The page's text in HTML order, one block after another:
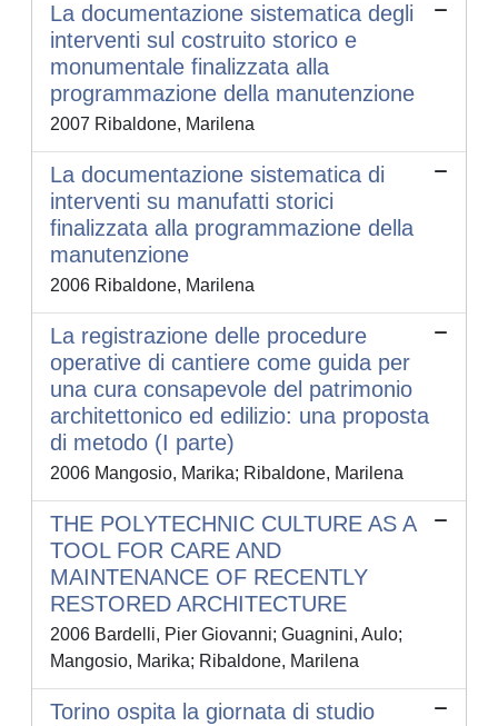
La documentazione sistematica degli
interventi sul costruito storico e
monumentale finalizzata alla
programmazione della manutenzione
2007 Ribaldone, Marilena
La documentazione sistematica di
interventi su manufatti storici
finalizzata alla programmazione della
manutenzione
2006 Ribaldone, Marilena
La registrazione delle procedure
operative di cantiere come guida per
una cura consapevole del patrimonio
architettonico ed edilizio: una proposta
di metodo (I parte)
2006 Mangosio, Marika; Ribaldone, Marilena
THE POLYTECHNIC CULTURE AS A
TOOL FOR CARE AND
MAINTENANCE OF RECENTLY
RESTORED ARCHITECTURE
2006 Bardelli, Pier Giovanni; Guagnini, Aulo;
Mangosio, Marika; Ribaldone, Marilena
Torino ospita la giornata di studio